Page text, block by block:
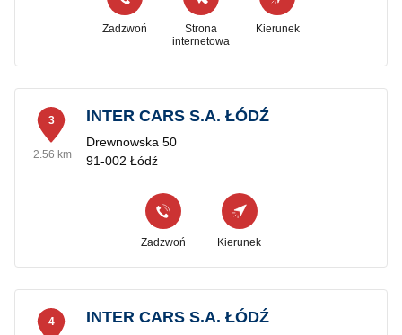
Zadzwoń
Strona
internetowa
Kierunek
3
2.56 km
INTER CARS S.A. ŁÓDŹ
Drewnowska 50
91-002 Łódź
Zadzwoń Kierunek
4 INTER CARS S.A. ŁÓDŹ